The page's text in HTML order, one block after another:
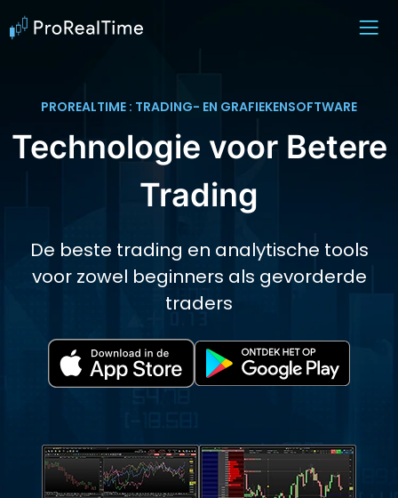
PROREALTIME : TRADING- EN GRAFIEKENSOFTWARE
Technologie voor Betere
Trading
De beste trading en analytische tools
voor zowel beginners als gevorderde
traders